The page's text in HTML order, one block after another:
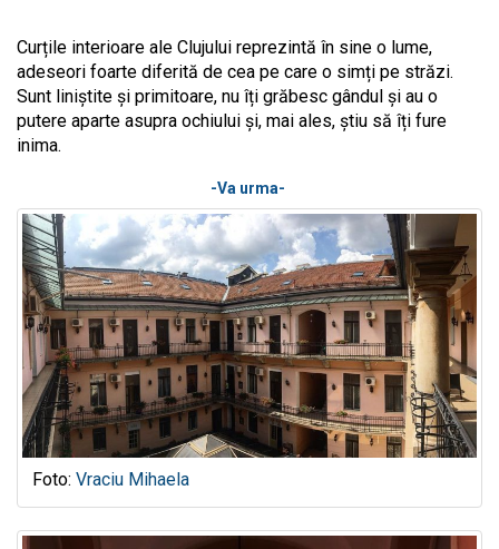
Curțile interioare ale Clujului reprezintă în sine o lume,
adeseori foarte diferită de cea pe care o simți pe străzi.
Sunt liniștite și primitoare, nu îți grăbesc gândul și au o
putere aparte asupra ochiului și, mai ales, știu să îți fure
inima.
-Va urma-
Foto: Vraciu Mihaela